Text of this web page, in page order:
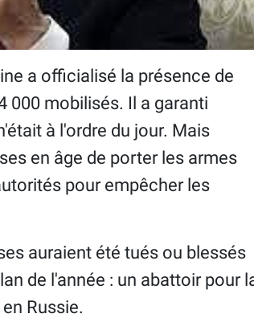
a officialisé la présence de
000 mobilisés. Il a garanti
à l'ordre du jour. Mais
en âge de porter les armes
pour empêcher les
auraient été tués ou blessés
de l'année : un abattoir pour
Russie.